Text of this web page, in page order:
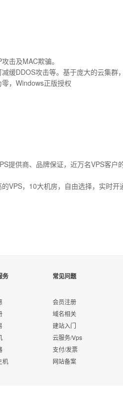
击及MAC欺骗。
缓DDOS攻击等。基于庞大的云集群
，Windows正版授权
提供商、品牌保证，近万名VPS客户
VPS，10大机房，自由选择，实时开
器"产品，用户可根据基础配置随意
部数码网站管理助手"，支持一键管
务
机
常见问题
会员注册
域名相关
建站入门
云服务/Vps
支付/发票
网站备案